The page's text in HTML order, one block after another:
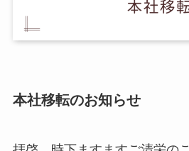
本社移転のお知らせ